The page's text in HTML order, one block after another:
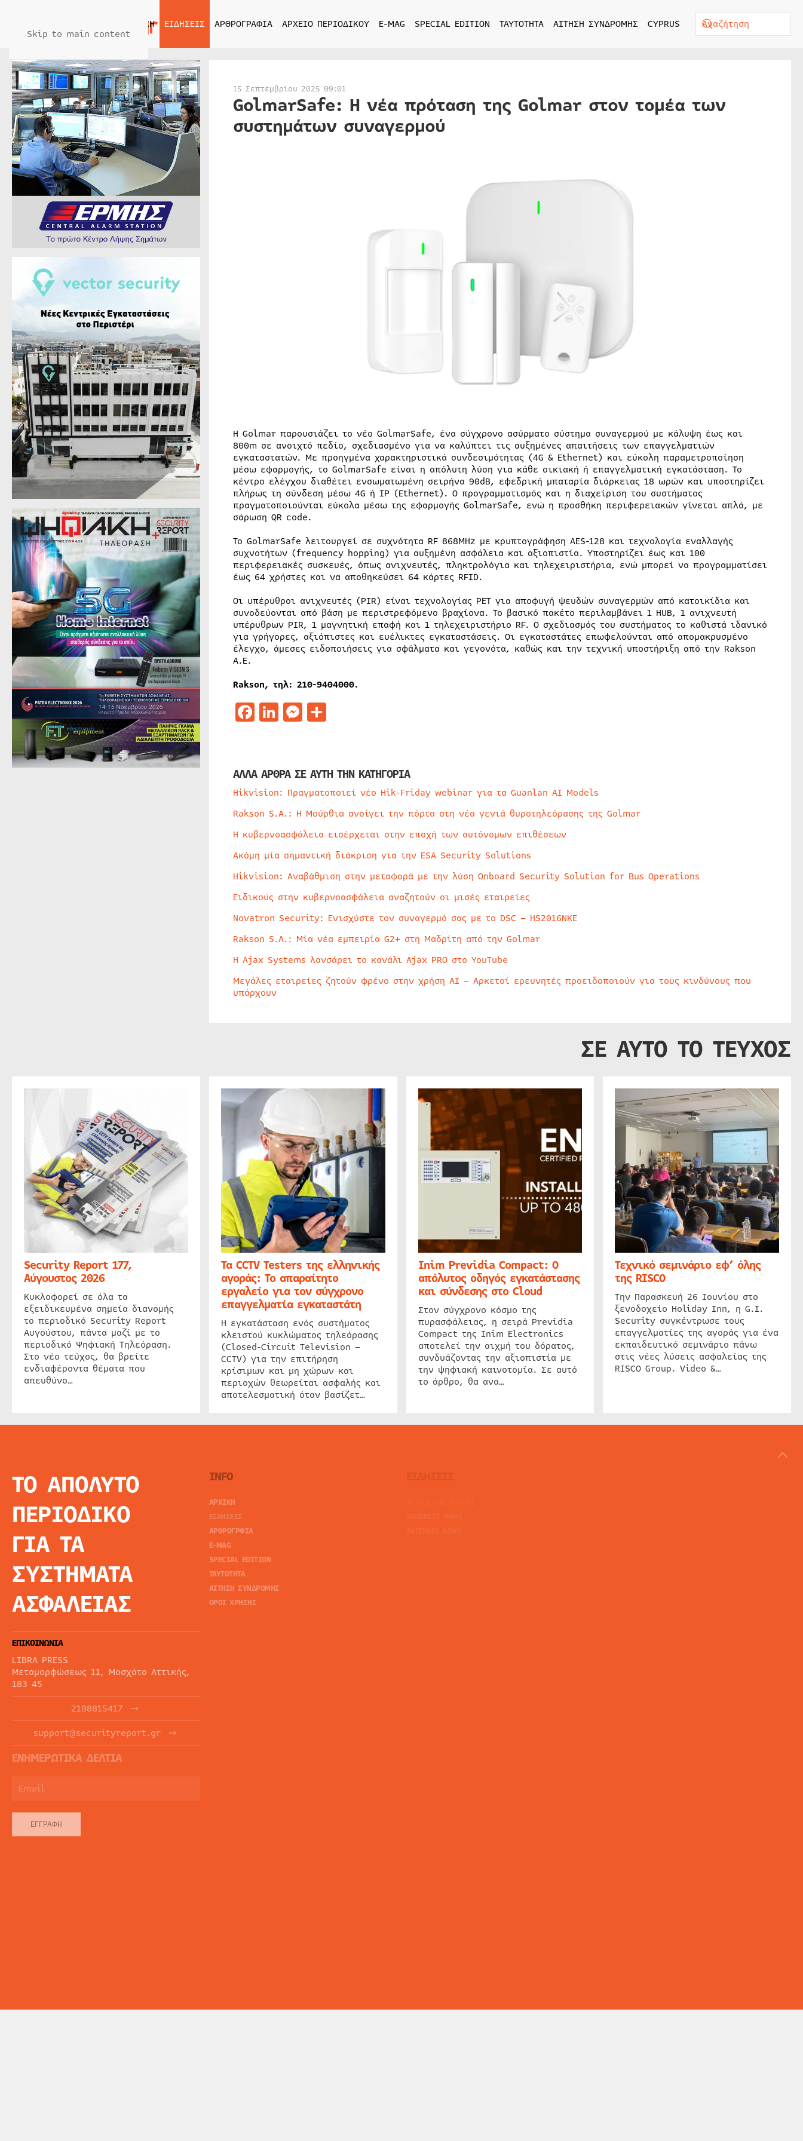
Skip to main content
ΑΡΧΙΚΗ ΕΙΔΗΣΕΙΣ ΑΡΘΡΟΓΡΑΦΙΑ ΑΡΧΕΙΟ ΠΕΡΙΟΔΙΚΟΥ E-MAG SPECIAL EDITION ΤΑΥΤΟΤΗΤΑ ΑΙΤΗΣΗ ΣΥΝΔΡΟΜΗΣ CYPRUS
15 Σεπτεμβρίου 2025 09:01
GolmarSafe: Η νέα πρόταση της Golmar στον τομέα των
συστημάτων συναγερμού
Η Golmar παρουσιάζει το νέο GolmarSafe, ένα σύγχρονο ασύρματο σύστημα συναγερμού με κάλυψη έως και
800m σε ανοιχτό πεδίο, σχεδιασμένο για να καλύπτει τις αυξημένες απαιτήσεις των επαγγελματιών
εγκαταστατών. Με προηγμένα χαρακτηριστικά συνδεσιμότητας (4G & Ethernet) και εύκολη παραμετροποίηση
μέσω εφαρμογής, το GolmarSafe είναι η απόλυτη λύση για κάθε οικιακή ή επαγγελματική εγκατάσταση. Το
κέντρο ελέγχου διαθέτει ενσωματωμένη σειρήνα 90dB, εφεδρική μπαταρία διάρκειας 18 ωρών και υποστηρίζει
πλήρως τη σύνδεση μέσω 4G ή IP (Ethernet). Ο προγραμματισμός και η διαχείριση του συστήματος
πραγματοποιούνται εύκολα μέσω της εφαρμογής GolmarSafe, ενώ η προσθήκη περιφερειακών γίνεται απλά, με
σάρωση QR code.
Το GolmarSafe λειτουργεί σε συχνότητα RF 868MHz με κρυπτογράφηση AES-128 και τεχνολογία εναλλαγής
συχνοτήτων (frequency hopping) για αυξημένη ασφάλεια και αξιοπιστία. Υποστηρίζει έως και 100
περιφερειακές συσκευές, όπως ανιχνευτές, πληκτρολόγια και τηλεχειριστήρια, ενώ μπορεί να προγραμματίσει
έως 64 χρήστες και να αποθηκεύσει 64 κάρτες RFID.
Οι υπέρυθροι ανιχνευτές (PIR) είναι τεχνολογίας PET για αποφυγή ψευδών συναγερμών από κατοικίδια και
συνοδεύονται από βάση με περιστρεφόμενο βραχίονα. Το βασικό πακέτο περιλαμβάνει 1 HUB, 1 ανιχνευτή
υπέρυθρων PIR, 1 μαγνητική επαφή και 1 τηλεχειριστήριο RF. Ο σχεδιασμός του συστήματος το καθιστά ιδανικό
για γρήγορες, αξιόπιστες και ευέλικτες εγκαταστάσεις. Οι εγκαταστάτες επωφελούνται από απομακρυσμένο
έλεγχο, άμεσες ειδοποιήσεις για σφάλματα και γεγονότα, καθώς και την τεχνική υποστήριξη από την Rakson
A.E.
Rakson, τηλ: 210-9404000.
Facebook
LinkedIn
Messenger
Μοιραστείτε
ΑΛΛΑ ΑΡΘΡΑ ΣΕ ΑΥΤΗ ΤΗΝ ΚΑΤΗΓΟΡΙΑ
Hikvision: Πραγματοποιεί νέο Hik-Friday webinar για τα Guanlan AI Models
Rakson S.A.: Η Μούρθια ανοίγει την πόρτα στη νέα γενιά θυροτηλεόρασης της Golmar
Η κυβερνοασφάλεια εισέρχεται στην εποχή των αυτόνομων επιθέσεων
Ακόμη μία σημαντική διάκριση για την ESA Security Solutions
Hikvision: Αναβάθμιση στην μεταφορά με την λύση Onboard Security Solution for Bus Operations
Ειδικούς στην κυβερνοασφάλεια αναζητούν οι μισές εταιρείες
Novatron Security: Ενισχύστε τον συναγερμό σας με το DSC – HS2016NKE
Rakson S.A.: Μία νέα εμπειρία G2+ στη Μαδρίτη από την Golmar
Η Ajax Systems λανσάρει το κανάλι Ajax PRO στο YouTube
Μεγάλες εταιρείες ζητούν φρένο στην χρήση AI – Αρκετοί ερευνητές προειδοποιούν για τους κινδύνους που
υπάρχουν
ΣΕ ΑΥΤΟ ΤΟ ΤΕΥΧΟΣ
Security Report 177,
Αύγουστος 2026
Κυκλοφορεί σε όλα τα
εξειδικευμένα σημεία διανομής
το περιοδικό Security Report
Αυγούστου, πάντα μαζί με το
περιοδικό Ψηφιακή Τηλεόραση.
Στο νέο τεύχος, θα βρείτε
ενδιαφέροντα θέματα που
απευθύνο…
Τα CCTV Testers της ελληνικής
αγοράς: Το απαραίτητο
εργαλείο για τον σύγχρονο
επαγγελματία εγκαταστάτη
Η εγκατάσταση ενός συστήματος
κλειστού κυκλώματος τηλεόρασης
(Closed-Circuit Television –
CCTV) για την επιτήρηση
κρίσιμων και μη χώρων και
περιοχών θεωρείται ασφαλής και
αποτελεσματική όταν βασίζετ…
Inim Previdia Compact: Ο
απόλυτος οδηγός εγκατάστασης
και σύνδεσης στο Cloud
Στον σύγχρονο κόσμο της
πυρασφάλειας, η σειρά Previdia
Compact της Inim Electronics
αποτελεί την αιχμή του δόρατος,
συνδυάζοντας την αξιοπιστία με
την ψηφιακή καινοτομία. Σε αυτό
το άρθρο, θα ανα…
Τεχνικό σεμινάριο εφ’ όλης
της RISCO
Την Παρασκευή 26 Ιουνίου στο
ξενοδοχείο Holiday Inn, η G.I.
Security συγκέντρωσε τους
επαγγελματίες της αγοράς για ένα
εκπαιδευτικό σεμινάριο πάνω
στις νέες λύσεις ασφαλείας της
RISCO Group. Video &…
ΤΟ ΑΠΟΛΥΤΟ
ΠΕΡΙΟΔΙΚΟ
ΓΙΑ ΤΑ
ΣΥΣΤΗΜΑΤΑ
ΑΣΦΑΛΕΙΑΣ
ΕΠΙΚΟΙΝΩΝΙΑ
LIBRA PRESS
Μεταμορφώσεως 11, Μοσχάτο Αττικής,
183 45
2108815417
support@securityreport.gr
ΕΝΗΜΕΡΩΤΙΚΑ ΔΕΛΤΙΑ
ΕΓΓΡΑΦΉ
INFO
ΑΡΧΙΚΗ
ΕΙΔΗΣΕΙΣ
ΑΡΘΡΟΓΡΦΙΑ
E-MAG
SPECIAL EDITION
ΤΑΥΤΟΤΗΤΑ
ΑΙΤΗΣΗ ΣΥΝΔΡΟΜΗΣ
ΟΡΟΙ ΧΡΗΣΗΣ